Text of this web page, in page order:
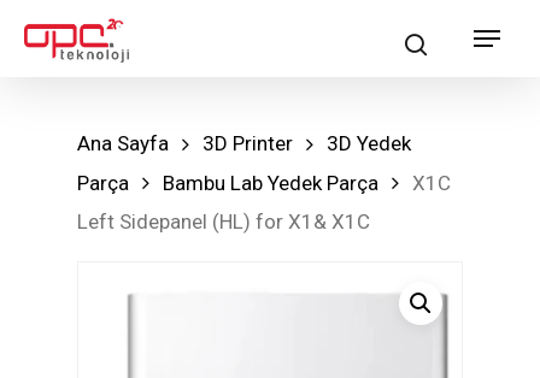
searchMenu
Ana Sayfa 3D Printer
3D Yedek
Parça
Bambu Lab Yedek Parça
X1C
Left Sidepanel (HL) for X1& X1C